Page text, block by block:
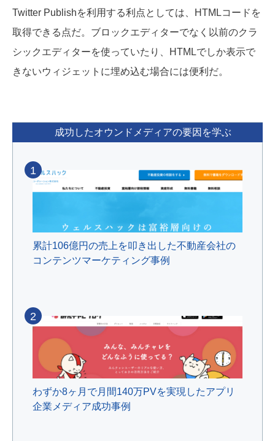
Twitter Publishを利用する利点としては、HTMLコードを
取得できる点だ。ブロックエディターでなく以前のクラ
シックエディターを使っていたり、HTMLでしか表示で
きないウィジェットに埋め込む場合には便利だ。
成功したオウンドメディアの要因を学ぶ
累計106億円の売上を叩き出した不動産会社の
コンテンツマーケティング事例
1
わずか8ヶ月で月間140万PVを実現したアプリ
企業メディア成功事例
2